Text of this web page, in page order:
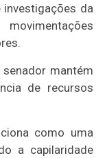
investigações da
mantém
de recursos
como uma
a capilaridade